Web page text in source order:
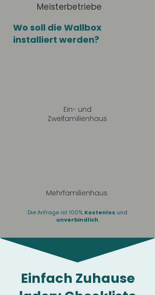
Meisterbetriebe
Wo soll die Wallbox
installiert werden?
Ein- und
Zweifamilienhaus
Mehrfamilienhaus
Die Anfrage ist 100% Kostenlos und
unverbindlich.
Einfach Zuhause